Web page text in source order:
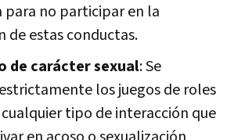
para no participar en la
de estas conductas.
de carácter sexual: Se
los juegos de roles
tipo de interacción que